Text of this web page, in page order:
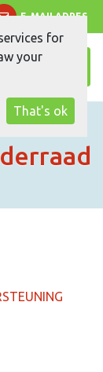
E-MAILADRES
for
your
That's ok